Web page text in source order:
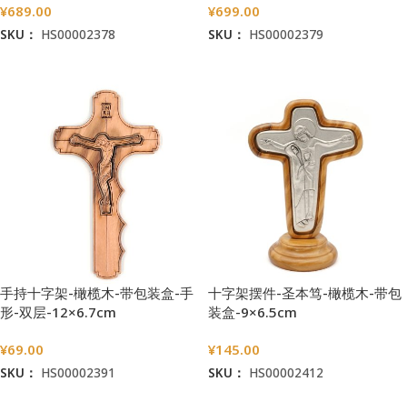
¥689.00
SKU： HS00002378
¥699.00
SKU： HS00002379
手持十字架-橄榄木-带包装盒-手
形-双层-12×6.7cm
¥69.00
SKU： HS00002391
十字架摆件-圣本笃-橄榄木-带包
装盒-9×6.5cm
¥145.00
SKU： HS00002412